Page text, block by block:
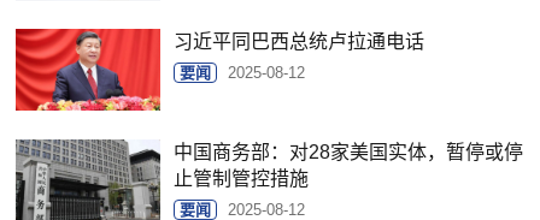
习近平同巴西总统卢拉通电话
要闻 2025-08-12
中国商务部：对28家美国实体，暂停或停
止管制管控措施
要闻 2025-08-12